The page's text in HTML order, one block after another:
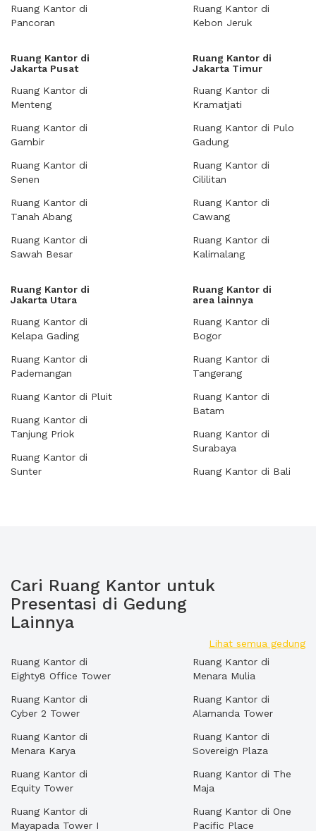
Ruang Kantor di
Pancoran
Ruang Kantor di
Kebon Jeruk
Ruang Kantor di
Jakarta Pusat
Ruang Kantor di
Menteng
Ruang Kantor di
Gambir
Ruang Kantor di
Senen
Ruang Kantor di
Tanah Abang
Ruang Kantor di
Sawah Besar
Ruang Kantor di
Jakarta Timur
Ruang Kantor di
Kramatjati
Ruang Kantor di Pulo
Gadung
Ruang Kantor di
Cililitan
Ruang Kantor di
Cawang
Ruang Kantor di
Kalimalang
Ruang Kantor di
Jakarta Utara
Ruang Kantor di
Kelapa Gading
Ruang Kantor di
Pademangan
Ruang Kantor di Pluit
Ruang Kantor di
Tanjung Priok
Ruang Kantor di
Sunter
Ruang Kantor di
area lainnya
Ruang Kantor di
Bogor
Ruang Kantor di
Tangerang
Ruang Kantor di
Batam
Ruang Kantor di
Surabaya
Ruang Kantor di Bali
Cari Ruang Kantor untuk
Presentasi di Gedung
Lainnya
Lihat semua gedung
Ruang Kantor di
Eighty8 Office Tower
Ruang Kantor di
Cyber 2 Tower
Ruang Kantor di
Menara Karya
Ruang Kantor di
Equity Tower
Ruang Kantor di
Mayapada Tower I
Ruang Kantor di
Menara Mulia
Ruang Kantor di
Alamanda Tower
Ruang Kantor di
Sovereign Plaza
Ruang Kantor di The
Maja
Ruang Kantor di One
Pacific Place